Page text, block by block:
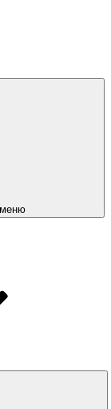
меню